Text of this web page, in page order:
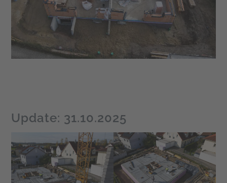
Update: 31.10.2025